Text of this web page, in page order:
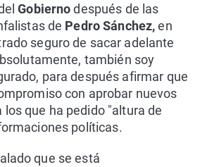
Gobiernodespués de las
de Pedro Sánchez,en
seguro de sacar adelante
también soy
para después afirmar que
con aprobar nuevos
que ha pedido "altura de
políticas.
que se está